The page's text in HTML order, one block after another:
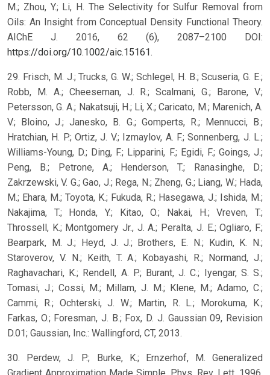
M.; Zhou, Y.; Li, H. The Selectivity for Sulfur Removal from
Oils: An Insight from Conceptual Density Functional Theory.
AIChE J. 2016, 62 (6), 2087–2100 DOI:
https://doi.org/10.1002/aic.15161.
29. Frisch, M. J.; Trucks, G. W.; Schlegel, H. B.; Scuseria, G. E.;
Robb, M. A.; Cheeseman, J. R.; Scalmani, G.; Barone, V.;
Petersson, G. A.; Nakatsuji, H.; Li, X.; Caricato, M.; Marenich, A.
V.; Bloino, J.; Janesko, B. G.; Gomperts, R.; Mennucci, B.;
Hratchian, H. P.; Ortiz, J. V.; Izmaylov, A. F.; Sonnenberg, J. L.;
Williams-Young, D.; Ding, F.; Lipparini, F.; Egidi, F.; Goings, J.;
Peng, B.; Petrone, A.; Henderson, T.; Ranasinghe, D.;
Zakrzewski, V. G.; Gao, J.; Rega, N.; Zheng, G.; Liang, W.; Hada,
M.; Ehara, M.; Toyota, K.; Fukuda, R.; Hasegawa, J.; Ishida, M.;
Nakajima, T.; Honda, Y.; Kitao, O.; Nakai, H.; Vreven, T.;
Throssell, K.; Montgomery Jr., J. A.; Peralta, J. E.; Ogliaro, F.;
Bearpark, M. J.; Heyd, J. J.; Brothers, E. N.; Kudin, K. N.;
Staroverov, V. N.; Keith, T. A.; Kobayashi, R.; Normand, J.;
Raghavachari, K.; Rendell, A. P.; Burant, J. C.; Iyengar, S. S.;
Tomasi, J.; Cossi, M.; Millam, J. M.; Klene, M.; Adamo, C.;
Cammi, R.; Ochterski, J. W.; Martin, R. L.; Morokuma, K.;
Farkas, O.; Foresman, J. B.; Fox, D. J. Gaussian 09, Revision
D.01; Gaussian, Inc.: Wallingford, CT, 2013.
30. Perdew, J. P.; Burke, K.; Ernzerhof, M. Generalized
Gradient Approximation Made Simple. Phys. Rev. Lett. 1996,